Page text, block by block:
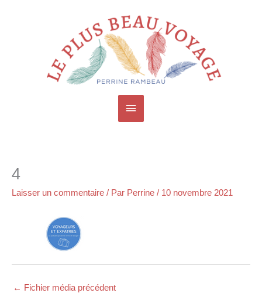
Menu
principal
4
Laisser un commentaire / Par Perrine / 10 novembre 2021
← Fichier média précédent